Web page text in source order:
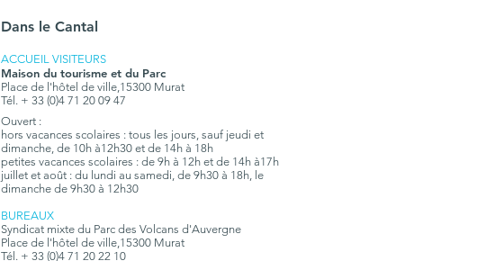
Dans le Cantal
ACCUEIL VISITEURS
Maison du tourisme et du Parc
Place de l'hôtel de ville,15300 Murat
Tél. + 33 (0)4 71 20 09 47
Ouvert :
hors vacances scolaires : tous les jours, sauf jeudi et
dimanche, de 10h à12h30 et de 14h à 18h
petites vacances scolaires : de 9h à 12h et de 14h à17h
juillet et août : du lundi au samedi, de 9h30 à 18h, le
dimanche de 9h30 à 12h30
BUREAUX
Syndicat mixte du Parc des Volcans d'Auvergne
Place de l'hôtel de ville,15300 Murat
Tél. + 33 (0)4 71 20 22 10